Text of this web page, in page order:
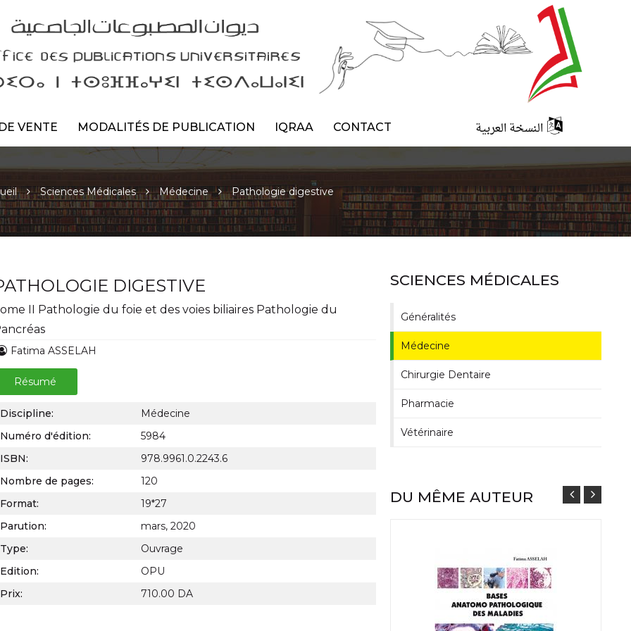
VENTE MODALITÉS DE PUBLICATION IQRAA CONTACT النسخة العربية
Sciences Médicales Médecine Pathologie digestive
DIGESTIVE
II Pathologie du foie et des voies biliaires Pathologie du
Fatima ASSELAH
Résumé
Discipline:
Médecine
Numéro d'édition:
5984
ISBN:
978.9961.0.2243.6
Nombre de pages:
120
Format:
19*27
Parution:
mars, 2020
Type:
Ouvrage
Edition:
OPU
Prix:
710.00 DA
SCIENCES MÉDICALES
Généralités
Médecine
Chirurgie Dentaire
Pharmacie
Vétérinaire
DU MÊME AUTEUR